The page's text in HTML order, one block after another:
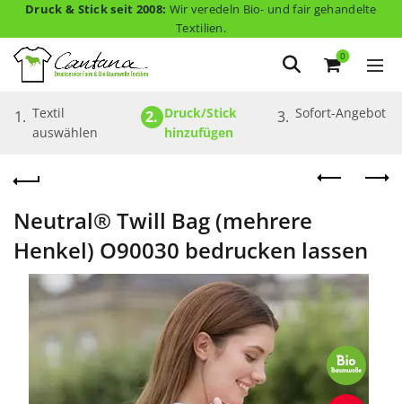
Druck & Stick seit 2008: Wir veredeln Bio- und fair gehandelte
Textilien.
0
1. Textil
auswählen
2. Druck/Stick
hinzufügen
3. Sofort-Angebot
Neutral® Twill Bag (mehrere
Henkel) O90030 bedrucken lassen